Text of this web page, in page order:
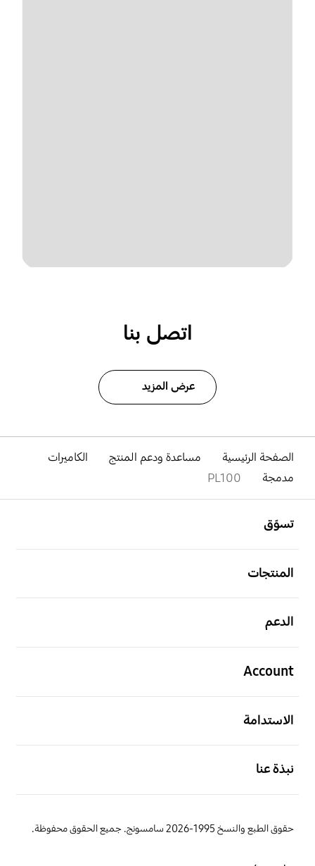
اتصل بنا
عرض المزيد
الصفحة الرئيسية مساعدة ودعم المنتج
الكاميرات
مدمجة
PL100
تسوّق
المنتجات
الدعم
Account
الاستدامة
نبذة عنا
حقوق الطبع والنسخ 1995-2026 سامسونج. جميع الحقوق محفوظة.